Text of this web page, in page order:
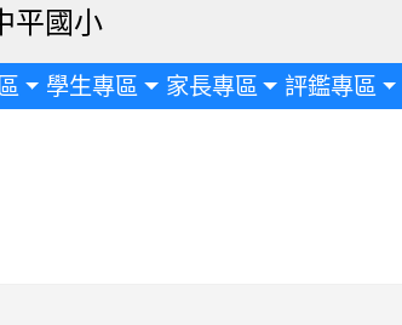
學生專區 家長專區 評鑑專區